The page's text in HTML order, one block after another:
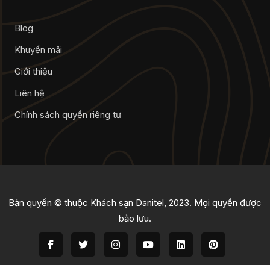
Blog
Khuyến mãi
Giới thiệu
Liên hệ
Chính sách quyền riêng tư
Bản quyền © thuộc Khách sạn Danitel, 2023. Mọi quyền được
bảo lưu.